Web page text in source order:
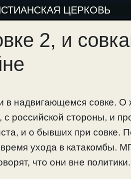
ЦЕРКОВЬ
2, и
в надвигающемся совке. О
российской стороны, и
и о бывших при совке.
ухода в катакомбы.
что они вне